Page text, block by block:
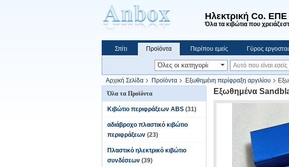
Ηλεκτρική Co.
Όλα τα κιβώτια που
Σπίτι Προϊόντα Περίπου εμείς Γύρος
Να ψωνίσει on-line
Αρχική Σελίδα Προϊόντα Εξωθημένη περίφραξη αργιλίου
Όλα τα Προϊόντα
Κιβώτιο περιφράξεων ABS (31)
αδιάβροχο πλαστικό κιβώτιο
περιφράξεων (23)
Πλαστικό ηλεκτρικό κιβώτιο
συνδέσεων (39)
Εξωθημένα